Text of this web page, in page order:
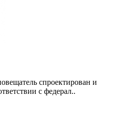
спроектирован и
с федерал..